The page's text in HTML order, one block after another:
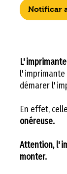
Notificar
démarer
En effet,
onéreuse.
Attention,
monter.